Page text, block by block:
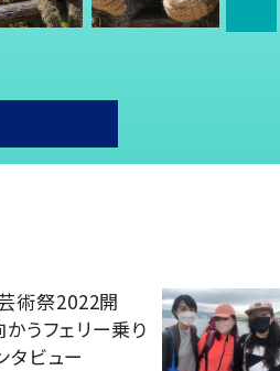
術祭2022開
うフェリー乗り
タビュー